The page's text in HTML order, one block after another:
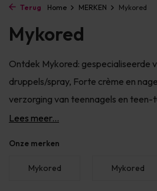
Terug Home MERKEN Mykored
Mykored
Ontdek Mykored: gespecialiseerde
druppels/spray, Forte crème en
verzorging van teennagels en teen-
Lees meer...
Onze merken
Mykored Mykored